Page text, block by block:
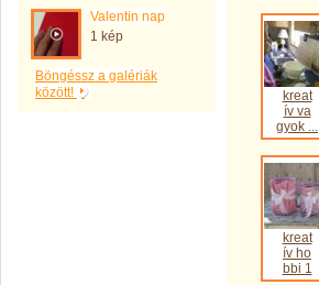
Valentin nap
1 kép
Böngéssz a galériák
között!
kreat
ív va
gyok ...
kreat
ív ho
bbi 1